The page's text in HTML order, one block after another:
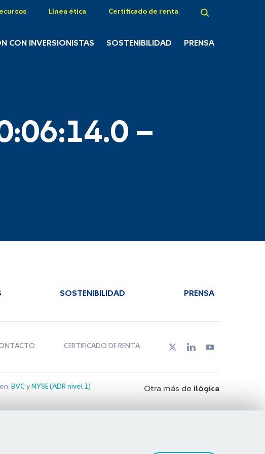
Línea ética Certificado de renta
CON INVERSIONISTAS SOSTENIBILIDAD PRENSA
–
SOSTENIBILIDAD PRENSA
CERTIFICADO DE RENTA
BVCy NYSE (ADR nivel 1) Otra más de ilógica